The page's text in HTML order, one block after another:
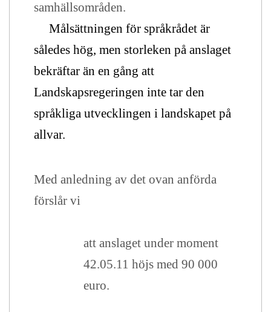
samhällsområden.
Målsättningen för språkrådet är
således hög, men storleken på anslaget
bekräftar än en gång att
Landskapsregeringen inte tar den
språkliga utvecklingen i landskapet på
allvar.
Med anledning av det ovan anförda
förslår vi
att anslaget under moment
42.05.11 höjs med 90 000
euro.